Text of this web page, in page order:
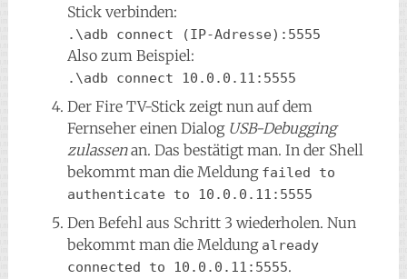
Stick verbinden:
.\adb connect (IP-Adresse):5555
Also zum Beispiel:
.\adb connect 10.0.0.11:5555
Der Fire TV-Stick zeigt nun auf dem
Fernseher einen Dialog USB-Debugging
zulassenan. Das bestätigt man. In der Shell
bekommt man die Meldung failed to
authenticate to 10.0.0.11:5555
Den Befehl aus Schritt 3 wiederholen. Nun
bekommt man die Meldung already
connected to 10.0.0.11:5555.